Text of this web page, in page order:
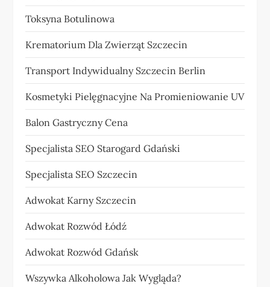
Toksyna Botulinowa
Krematorium Dla Zwierząt Szczecin
Transport Indywidualny Szczecin Berlin
Kosmetyki Pielęgnacyjne Na Promieniowanie UV
Balon Gastryczny Cena
Specjalista SEO Starogard Gdański
Specjalista SEO Szczecin
Adwokat Karny Szczecin
Adwokat Rozwód Łódź
Adwokat Rozwód Gdańsk
Wszywka Alkoholowa Jak Wygląda?